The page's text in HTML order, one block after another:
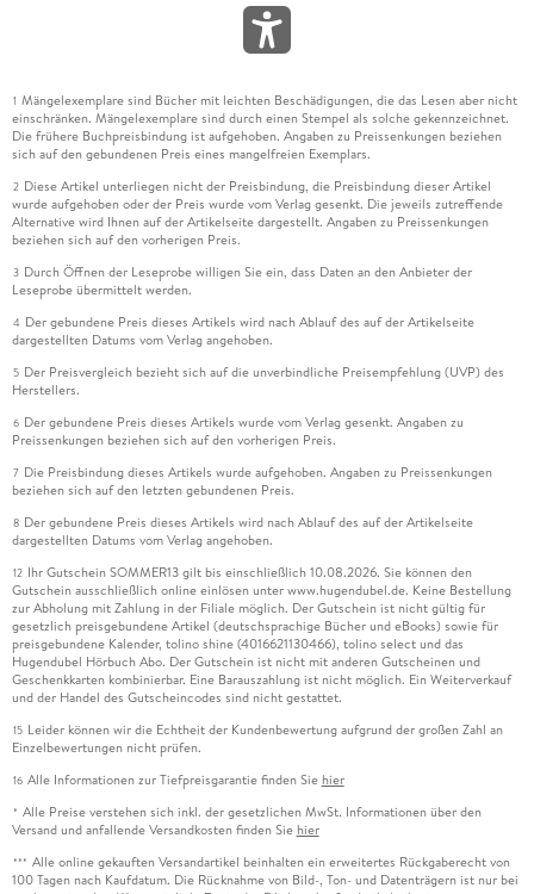
1 Mängelexemplare sind Bücher mit leichten Beschädigungen, die das Lesen aber nicht
einschränken. Mängelexemplare sind durch einen Stempel als solche gekennzeichnet.
Die frühere Buchpreisbindung ist aufgehoben. Angaben zu Preissenkungen beziehen
sich auf den gebundenen Preis eines mangelfreien Exemplars.
2 Diese Artikel unterliegen nicht der Preisbindung, die Preisbindung dieser Artikel
wurde aufgehoben oder der Preis wurde vom Verlag gesenkt. Die jeweils zutreffende
Alternative wird Ihnen auf der Artikelseite dargestellt. Angaben zu Preissenkungen
beziehen sich auf den vorherigen Preis.
3 Durch Öffnen der Leseprobe willigen Sie ein, dass Daten an den Anbieter der
Leseprobe übermittelt werden.
4 Der gebundene Preis dieses Artikels wird nach Ablauf des auf der Artikelseite
dargestellten Datums vom Verlag angehoben.
5 Der Preisvergleich bezieht sich auf die unverbindliche Preisempfehlung (UVP) des
Herstellers.
6 Der gebundene Preis dieses Artikels wurde vom Verlag gesenkt. Angaben zu
Preissenkungen beziehen sich auf den vorherigen Preis.
7 Die Preisbindung dieses Artikels wurde aufgehoben. Angaben zu Preissenkungen
beziehen sich auf den letzten gebundenen Preis.
8 Der gebundene Preis dieses Artikels wird nach Ablauf des auf der Artikelseite
dargestellten Datums vom Verlag angehoben.
12 Ihr Gutschein SOMMER13 gilt bis einschließlich 10.08.2026. Sie können den
Gutschein ausschließlich online einlösen unter www.hugendubel.de. Keine Bestellung
zur Abholung mit Zahlung in der Filiale möglich. Der Gutschein ist nicht gültig für
gesetzlich preisgebundene Artikel (deutschsprachige Bücher und eBooks) sowie für
preisgebundene Kalender, tolino shine (4016621130466), tolino select und das
Hugendubel Hörbuch Abo. Der Gutschein ist nicht mit anderen Gutscheinen und
Geschenkkarten kombinierbar. Eine Barauszahlung ist nicht möglich. Ein Weiterverkauf
und der Handel des Gutscheincodes sind nicht gestattet.
15 Leider können wir die Echtheit der Kundenbewertung aufgrund der großen Zahl an
Einzelbewertungen nicht prüfen.
16 Alle Informationen zur Tiefpreisgarantie finden Sie hier
* Alle Preise verstehen sich inkl. der gesetzlichen MwSt. Informationen über den
Versand und anfallende Versandkosten finden Sie hier
*** Alle online gekauften Versandartikel beinhalten ein erweitertes Rückgaberecht von
100 Tagen nach Kaufdatum. Die Rücknahme von Bild-, Ton- und Datenträgern ist nur bei